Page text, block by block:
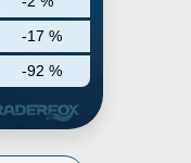
-17 %
-92 %
The
by Ivan
and is
NY.